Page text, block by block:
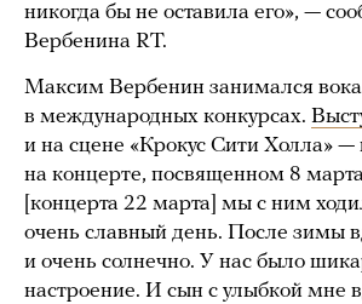
никогда бы не оставила его», —
Вербенина RT.
Максим Вербенин занимался
в международных конкурсах.
и на сцене «Крокус Сити Холла» —
на концерте, посвященном 8
[концерта 22 марта] мы с ним
очень славный день. После зимы
и очень солнечно. У нас было
настроение. И сын с улыбкой мне